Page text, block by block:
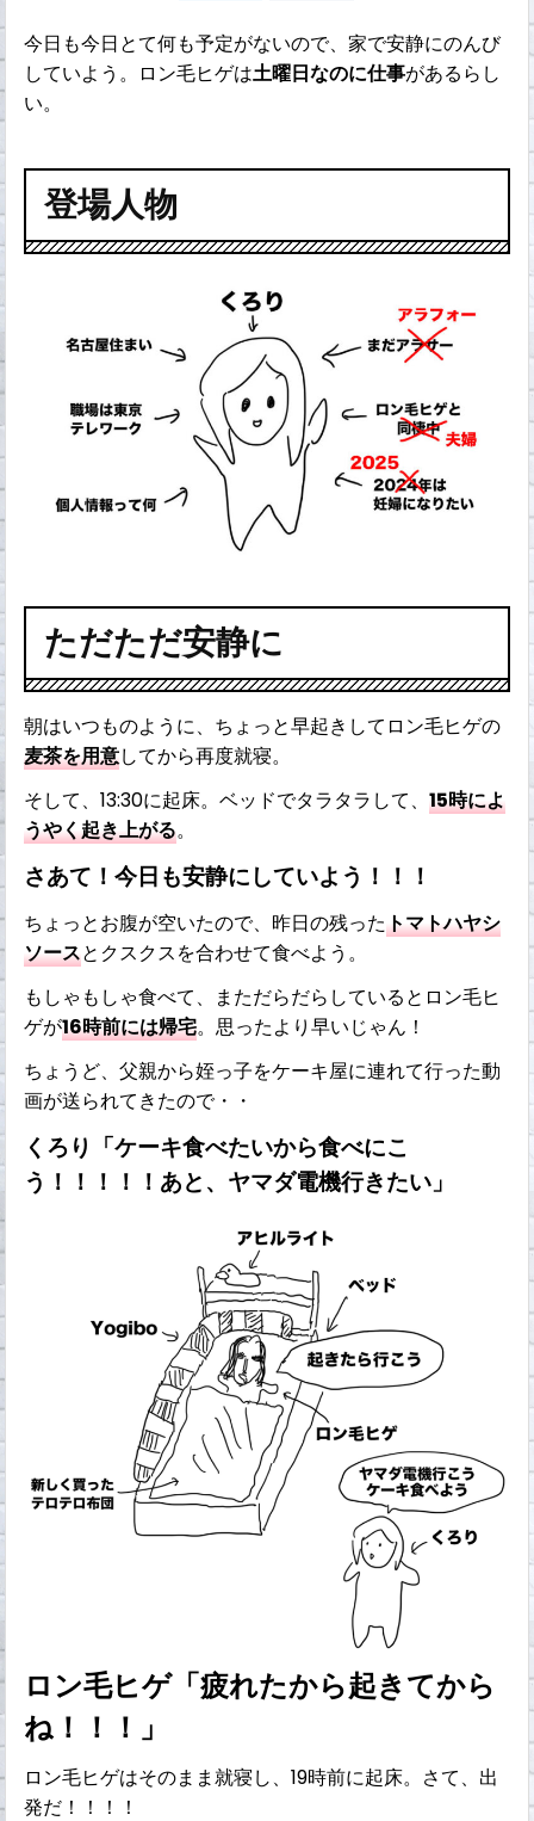
今日も今日とて何も予定がないので、家で安静にのんび
していよう。ロン毛ヒゲは土曜日なのに仕事があるらし
い。
登場人物
ただただ安静に
朝はいつものように、ちょっと早起きしてロン毛ヒゲの
麦茶を用意してから再度就寝。
そして、13:30に起床。ベッドでタラタラして、15時によ
うやく起き上がる。
さあて！今日も安静にしていよう！！！
ちょっとお腹が空いたので、昨日の残ったトマトハヤシ
ソースとクスクスを合わせて食べよう。
もしゃもしゃ食べて、まただらだらしているとロン毛ヒ
ゲが16時前には帰宅。思ったより早いじゃん！
ちょうど、父親から姪っ子をケーキ屋に連れて行った動
画が送られてきたので・・
くろり「ケーキ食べたいから食べにこ
う！！！！！あと、ヤマダ電機行きたい」
ロン毛ヒゲ「疲れたから起きてから
ね！！！」
ロン毛ヒゲはそのまま就寝し、19時前に起床。さて、出
発だ！！！！